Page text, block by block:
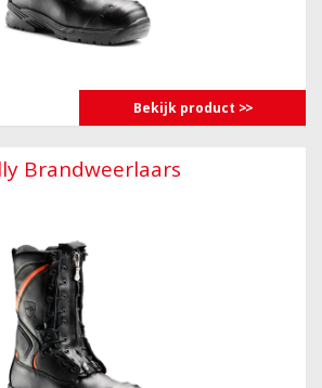
Bekijk product
Brandweerlaars